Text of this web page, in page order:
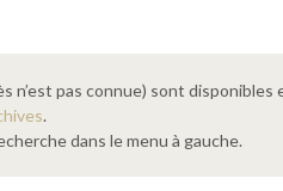
n’est pas connue) sont disponibles
.
dans le menu à gauche.